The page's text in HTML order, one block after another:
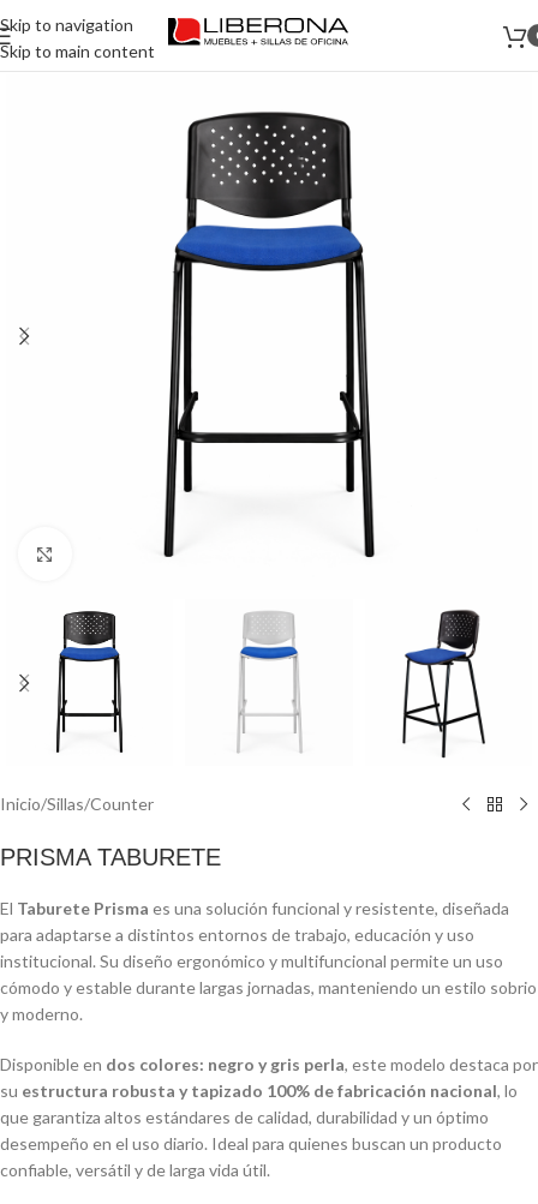
Skip to navigation
Skip to main content
Click to enlarge
Inicio/Sillas/Counter
PRISMA TABURETE
El Taburete Prisma es una solución funcional y resistente, diseñada
para adaptarse a distintos entornos de trabajo, educación y uso
institucional. Su diseño ergonómico y multifuncional permite un uso
cómodo y estable durante largas jornadas, manteniendo un estilo sobrio
y moderno.
Disponible en dos colores: negro y gris perla, este modelo destaca por
su estructura robusta y tapizado 100% de fabricación nacional, lo
que garantiza altos estándares de calidad, durabilidad y un óptimo
desempeño en el uso diario. Ideal para quienes buscan un producto
confiable, versátil y de larga vida útil.